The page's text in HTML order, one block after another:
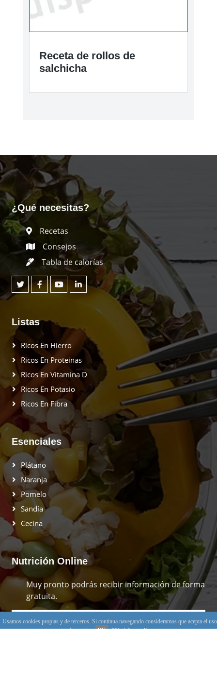
Receta de rollos de
salchicha
¿Qué necesitas?
Recetas
Consejos
Tabla de calorías
Listas
Ricos En Hierro
Ricos En Proteinas
Ricos En Vitamina D
Ricos En Potasio
Ricos En Fibra
Esenciales
Plátano
Naranja
Pomelo
Sandía
Cecina
Nutrición Online
Muy pronto podrás recibir información de forma
gratuita.
Suscribirse
Usamos cookies propias y de terceros. Si continua navegando consideramos que acepta el uso
de cookies. OK Más información